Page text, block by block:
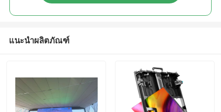
แนะนำผลิตภัณฑ์